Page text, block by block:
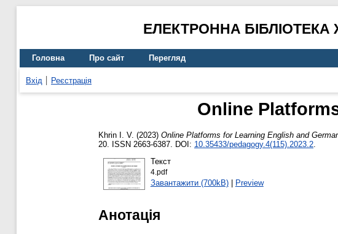
ЕЛЕКТРОННА
Головна Про сайт Перегляд
Вхід Реєстрація
Online
Khrin I. V. (2023) Online Platforms for Learning English and
20. ISSN 2663-6387. DOI: 10.35433/pedagogy.4(115).2023.2.
Текст
4.pdf
Завантажити (700kB)| Preview
Анотація